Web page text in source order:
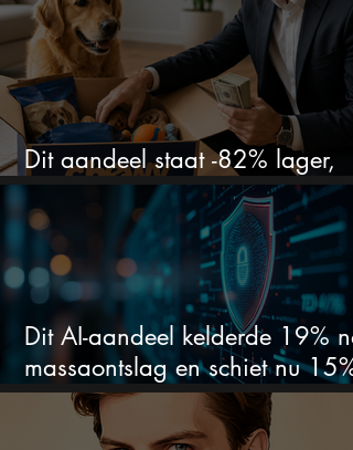
Dit aandeel staat -82% lager,
terwijl het bedrijf gewoon groeit
Dit AI-aandeel kelderde 19% na
massaontslag en schiet nu 15%
omhoog